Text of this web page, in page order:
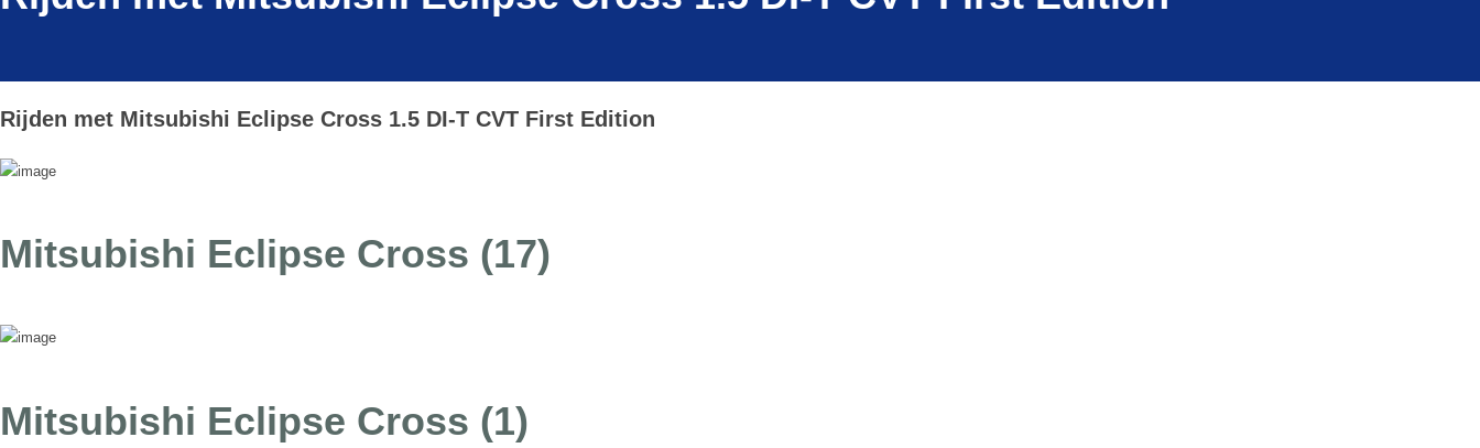
Rijden met Mitsubishi Eclipse Cross 1.5 DI-T CVT First Edition
Mitsubishi Eclipse Cross (17)
Mitsubishi Eclipse Cross (1)